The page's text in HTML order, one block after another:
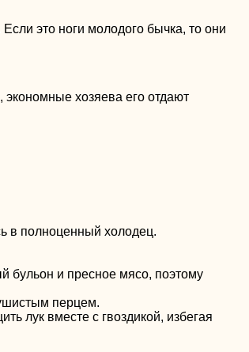
это ноги молодого бычка, то они
экономные хозяева его отдают
в полноценный холодец.
бульон и пресное мясо, поэтому
перцем.
лук вместе с гвоздикой, избегая